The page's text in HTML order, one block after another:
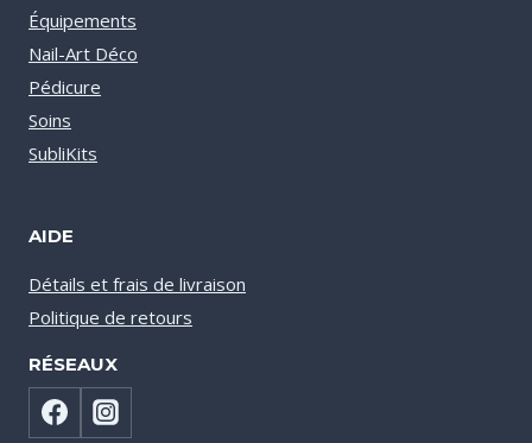
Équipements
Nail-Art Déco
Pédicure
Soins
SubliKits
AIDE
Détails et frais de livraison
Politique de retours
RÉSEAUX